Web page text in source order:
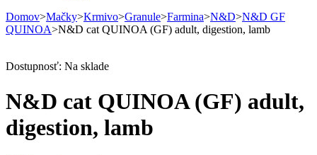
Domov>Mačky>Krmivo>Granule>Farmina>N&D>N&D GF
QUINOA>N&D cat QUINOA (GF) adult, digestion, lamb
Dostupnosť: Na sklade
N&D cat QUINOA (GF) adult,
digestion, lamb